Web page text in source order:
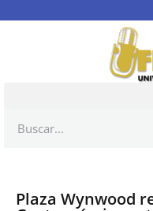
Plaza Wynwood